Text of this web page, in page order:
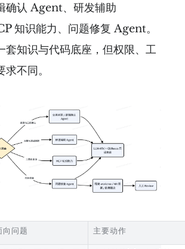
确认 Agent、研发辅助
知识能力、问题修复 Agent。
套知识与代码底座，但权限、工
不同。
向问题 主要动作